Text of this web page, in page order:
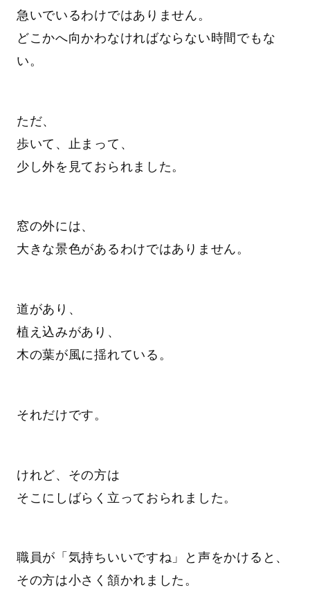
急いでいるわけではありません。
どこかへ向かわなければならない時間でもな
い。
ただ、
歩いて、止まって、
少し外を見ておられました。
窓の外には、
大きな景色があるわけではありません。
道があり、
植え込みがあり、
木の葉が風に揺れている。
それだけです。
けれど、その方は
そこにしばらく立っておられました。
職員が「気持ちいいですね」と声をかけると、
その方は小さく頷かれました。